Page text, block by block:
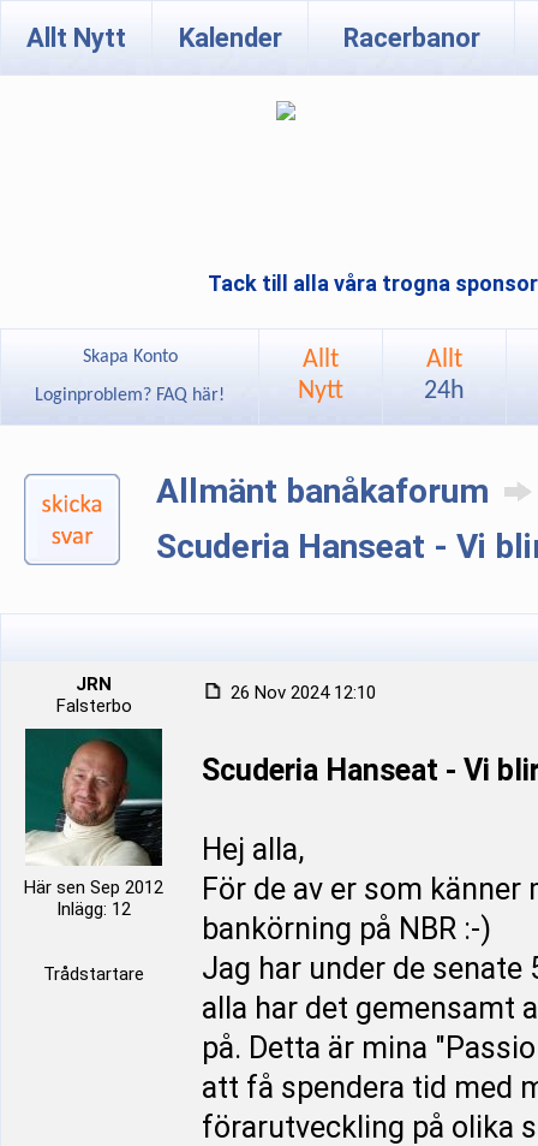
Allt Nytt Kalender Racerbanor
Tack till alla våra trogna
Skapa Konto
Loginproblem? FAQ här!
Allt
Nytt
Allt
24h
Allmänt banåkaforum
Scuderia Hanseat - Vi
JRN
Falsterbo
Här sen Sep 2012
Inlägg: 12
Trådstartare
26 Nov 2024 12:10
Scuderia Hanseat - Vi
Hej alla,
För de av er som
bankörning på NBR :-)
Jag har under de
alla har det gemensamt
på. Detta är mina
att få spendera tid med
förarutveckling på olika